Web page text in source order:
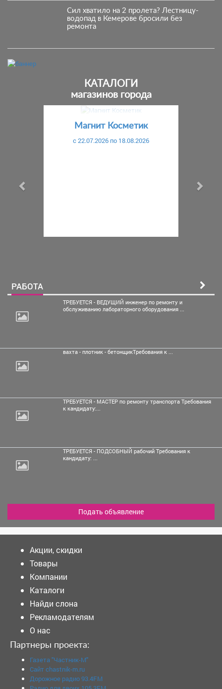
Сил хватило на 2 пролета? Лестницу-
водопад в Кемерове бросили без
ремонта
КАТАЛОГИ
магазинов города
Магнит Косметик
c 22.07.2026 по 18.08.2026
РАБОТА
ТРЕБУЕТСЯ - ВЕДУЩИЙ инженер по ремонту и
обслуживанию лабораторного оборудования ...
вахта - плотник - бетонщикТребования к ...
ТРЕБУЕТСЯ - МАСТЕР по ремонту транспорта Требования
к кандидату:...
ТРЕБУЕТСЯ - ПОДСОБНЫЙ рабочий Требования к
кандидату: ...
Подать объявление
Акции, скидки
Товары
Компании
Каталоги
Найди слона
Рекламодателям
О нас
Партнеры проекта:
Газета "Частник-М"
Сайт chastnik-m.ru
Дорожное радио 93.4FM